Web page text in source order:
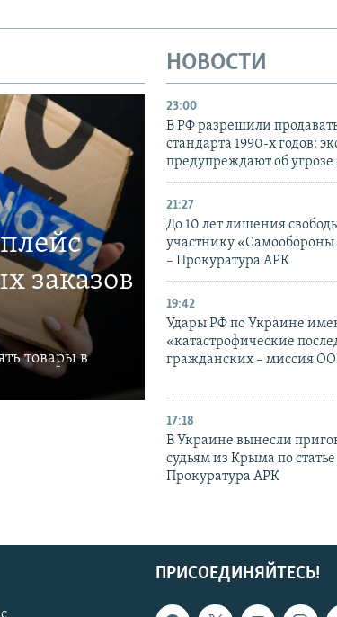
заказов
товары в
НОВОСТИ
23:00
В РФ разрешили
стандарта 1990-х годов:
предупреждают об угрозе
21:27
До 10 лет лишения
участнику «Самообороны
– Прокуратура АРК
19:42
Удары РФ по Украине
«катастрофические
гражданских – миссия
17:18
В Украине вынесли
судьям из Крыма по
Прокуратура АРК
ПРИСОЕДИНЯЙТЕСЬ!